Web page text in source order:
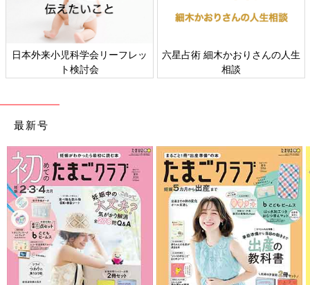
日本外来小児科学会リーフレッ
ト検討会
六星占術 細木かおりさんの人生
相談
最新号